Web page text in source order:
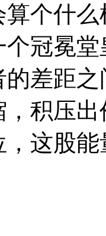
个什
冠冕
差距
，积压
这股